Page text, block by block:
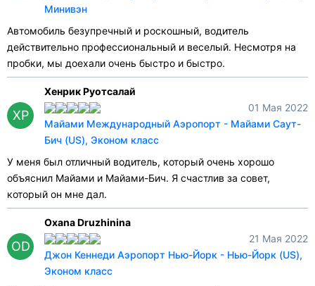
Минивэн
Автомобиль безупречный и роскошный, водитель
действительно профессиональный и веселый. Несмотря на
пробки, мы доехали очень быстро и быстро.
ХР
Хенрик Руотсалай
01 Мая 2022
Майами Международный Аэропорт - Майами Саут-
Бич (US), Эконом класс
У меня был отличный водитель, который очень хорошо
объяснил Майами и Майами-Бич. Я счастлив за совет,
который он мне дал.
OD
Oxana Druzhinina
21 Мая 2022
Джон Кеннеди Аэропорт Нью-Йорк - Нью-Йорк (US),
Эконом класс